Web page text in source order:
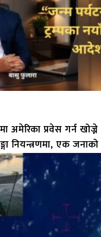
अमेरिका प्रवेस गर्न
नियन्त्रणमा, एक